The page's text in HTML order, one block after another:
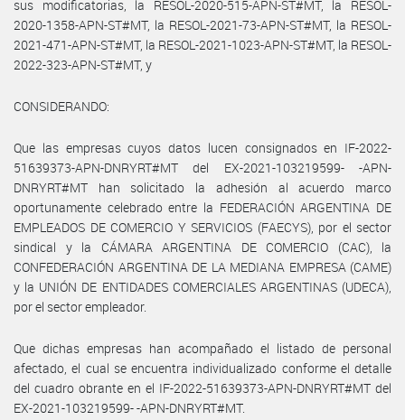
sus modificatorias, la RESOL-2020-515-APN-ST#MT, la RESOL-
2020-1358-APN-ST#MT, la RESOL-2021-73-APN-ST#MT, la RESOL-
2021-471-APN-ST#MT, la RESOL-2021-1023-APN-ST#MT, la RESOL-
2022-323-APN-ST#MT, y
CONSIDERANDO:
Que las empresas cuyos datos lucen consignados en IF-2022-
51639373-APN-DNRYRT#MT del EX-2021-103219599- -APN-
DNRYRT#MT han solicitado la adhesión al acuerdo marco
oportunamente celebrado entre la FEDERACIÓN ARGENTINA DE
EMPLEADOS DE COMERCIO Y SERVICIOS (FAECYS), por el sector
sindical y la CÁMARA ARGENTINA DE COMERCIO (CAC), la
CONFEDERACIÓN ARGENTINA DE LA MEDIANA EMPRESA (CAME)
y la UNIÓN DE ENTIDADES COMERCIALES ARGENTINAS (UDECA),
por el sector empleador.
Que dichas empresas han acompañado el listado de personal
afectado, el cual se encuentra individualizado conforme el detalle
del cuadro obrante en el IF-2022-51639373-APN-DNRYRT#MT del
EX-2021-103219599- -APN-DNRYRT#MT.